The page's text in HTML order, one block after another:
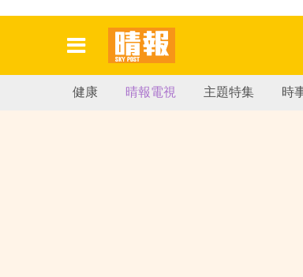
健康 晴報電視 主題特集 時